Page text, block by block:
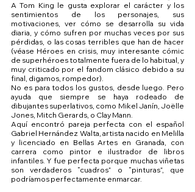
A Tom King le gusta explorar el carácter y los
sentimientos de los personajes, sus
motivaciones, ver cómo se desarrolla su vida
diaria, y cómo sufren por muchas veces por sus
pérdidas, o las cosas terribles que han de hacer
(véase Héroes en crisis, muy interesante cómic
de superhéroes totalmente fuera de lo habitual, y
muy criticado por el fandom clásico debido a su
final, digamos, rompedor).
No es para todos los gustos, desde luego. Pero
ayuda que siempre se haya rodeado de
dibujantes superlativos, como Mikel Janín, Joëlle
Jones, Mitch Gerards, o Clay Mann.
Aquí encontró pareja perfecta con el español
Gabriel Hernández Walta, artista nacido en Melilla
y licenciado en Bellas Artes en Granada, con
carrera como pintor e ilustrador de libros
infantiles. Y fue perfecta porque muchas viñetas
son verdaderos “cuadros” o “pinturas”, que
podríamos perfectamente enmarcar.